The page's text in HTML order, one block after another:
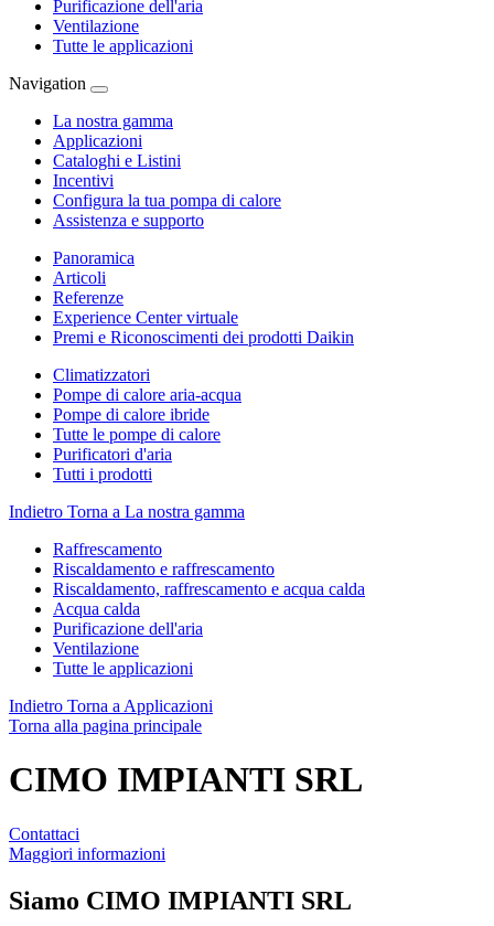
Purificazione dell'aria
Ventilazione
Tutte le applicazioni
Navigation
La nostra gamma
Applicazioni
Cataloghi e Listini
Incentivi
Configura la tua pompa di calore
Assistenza e supporto
Panoramica
Articoli
Referenze
Experience Center virtuale
Premi e Riconoscimenti dei prodotti Daikin
Climatizzatori
Pompe di calore aria-acqua
Pompe di calore ibride
Tutte le pompe di calore
Purificatori d'aria
Tutti i prodotti
Indietro Torna a La nostra gamma
Raffrescamento
Riscaldamento e raffrescamento
Riscaldamento, raffrescamento e acqua calda
Acqua calda
Purificazione dell'aria
Ventilazione
Tutte le applicazioni
Indietro Torna a Applicazioni
Torna alla pagina principale
CIMO IMPIANTI SRL
Contattaci
Maggiori informazioni
Siamo CIMO IMPIANTI SRL